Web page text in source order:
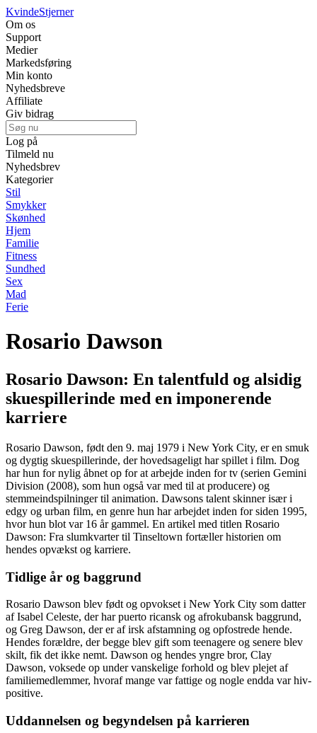
KvindeStjerner
Om os
Support
Medier
Markedsføring
Min konto
Nyhedsbreve
Affiliate
Giv bidrag
Log på
Tilmeld nu
Nyhedsbrev
Kategorier
Stil
Smykker
Skønhed
Hjem
Familie
Fitness
Sundhed
Sex
Mad
Ferie
Rosario Dawson
Rosario Dawson: En talentfuld og alsidig
skuespillerinde med en imponerende
karriere
Rosario Dawson, født den 9. maj 1979 i New York City, er en smuk
og dygtig skuespillerinde, der hovedsageligt har spillet i film. Dog
har hun for nylig åbnet op for at arbejde inden for tv (serien Gemini
Division (2008), som hun også var med til at producere) og
stemmeindspilninger til animation. Dawsons talent skinner især i
edgy og urban film, en genre hun har arbejdet inden for siden 1995,
hvor hun blot var 16 år gammel. En artikel med titlen Rosario
Dawson: Fra slumkvarter til Tinseltown fortæller historien om
hendes opvækst og karriere.
Tidlige år og baggrund
Rosario Dawson blev født og opvokset i New York City som datter
af Isabel Celeste, der har puerto ricansk og afrokubansk baggrund,
og Greg Dawson, der er af irsk afstamning og opfostrede hende.
Hendes forældre, der begge blev gift som teenagere og senere blev
skilt, fik det ikke nemt. Dawson og hendes yngre bror, Clay
Dawson, voksede op under vanskelige forhold og blev plejet af
familiemedlemmer, hvoraf mange var fattige og nogle endda var hiv-
positive.
Uddannelsen og begyndelsen på karrieren